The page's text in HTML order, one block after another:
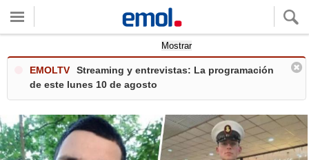
Mostrar
EMOLTV
Streaming y entrevistas: La programación
de este lunes 10 de agosto